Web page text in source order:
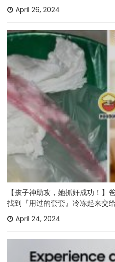
April 26, 2024
【孩子神助攻，她抓奸成功！
找到『用过的套套』冷冻起来交
April 24, 2024